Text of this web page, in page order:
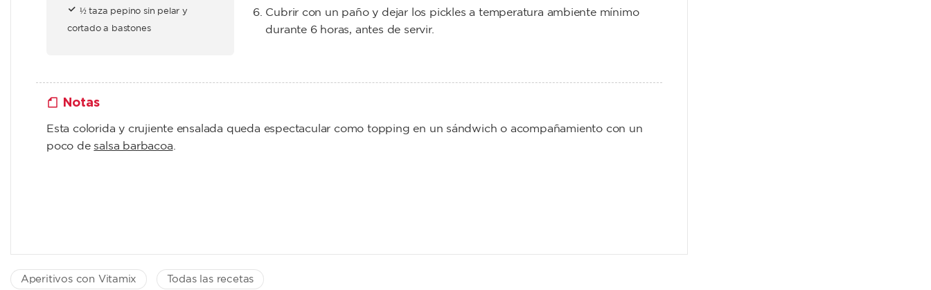
½ taza pepino sin pelar y
cortado a bastones
Cubrir con un paño y dejar los pickles a temperatura ambiente mínimo
durante 6 horas, antes de servir.
Notas
Esta colorida y crujiente ensalada queda espectacular como topping en un sándwich o acompañamiento con un
poco de salsa barbacoa
Aperitivos con Vitamix Todas las recetas